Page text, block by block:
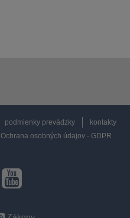
podmienky prevádzky
kontakty
Ochrana osobných údajov - GDPR